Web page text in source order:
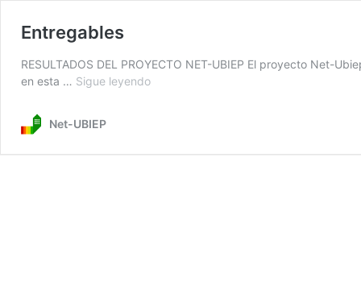
Entregables
RESULTADOS DEL PROYECTO NET-UBIEP El proyecto Net-
en esta … Sigue leyendo
Net-UBIEP